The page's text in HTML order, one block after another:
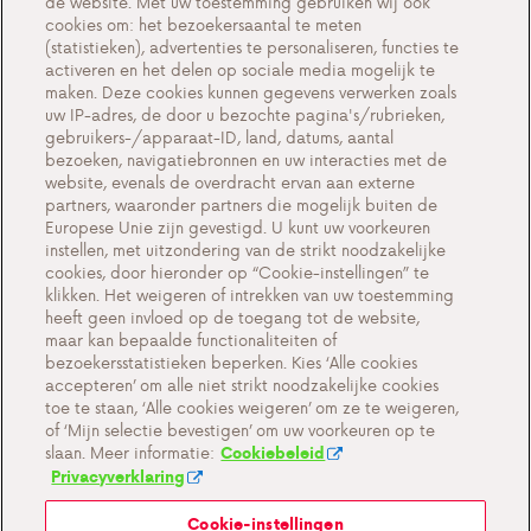
Veelgestelde vragen
Contact
Cookie-instellingen
Cookiebeleid
Privacyverklaring
Contact
Belangrijke documenten
cookies om: het bezoekersaantal te meten
(statistieken), advertenties te personaliseren, functies te
activeren en het delen op sociale media mogelijk te
maken. Deze cookies kunnen gegevens verwerken zoals
uw IP-adres, de door u bezochte pagina's/rubrieken,
gebruikers-/apparaat-ID, land, datums, aantal
bezoeken, navigatiebronnen en uw interacties met de
website, evenals de overdracht ervan aan externe
partners, waaronder partners die mogelijk buiten de
Europese Unie zijn gevestigd. U kunt uw voorkeuren
instellen, met uitzondering van de strikt noodzakelijke
cookies, door hieronder op “Cookie-instellingen” te
klikken. Het weigeren of intrekken van uw toestemming
heeft geen invloed op de toegang tot de website,
maar kan bepaalde functionaliteiten of
bezoekersstatistieken beperken. Kies ‘Alle cookies
accepteren’ om alle niet strikt noodzakelijke cookies
toe te staan, ‘Alle cookies weigeren’ om ze te weigeren,
of ‘Mijn selectie bevestigen’ om uw voorkeuren op te
slaan. Meer informatie: Cookiebeleid
Privacyverklaring
Cookie-instellingen